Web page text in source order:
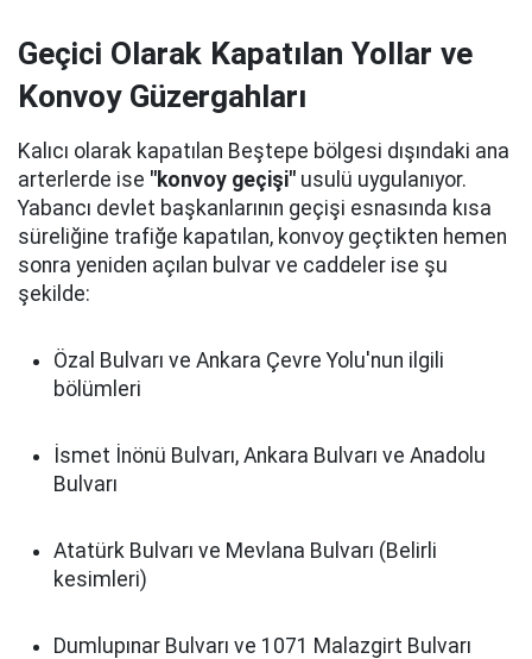
Geçici Olarak Kapatılan Yollar ve
Konvoy Güzergahları
Kalıcı olarak kapatılan Beştepe bölgesi dışındaki ana
arterlerde ise "konvoy geçişi" usulü uygulanıyor.
Yabancı devlet başkanlarının geçişi esnasında kısa
süreliğine trafiğe kapatılan, konvoy geçtikten hemen
sonra yeniden açılan bulvar ve caddeler ise şu
şekilde:
Özal Bulvarı ve Ankara Çevre Yolu'nun ilgili
bölümleri
İsmet İnönü Bulvarı, Ankara Bulvarı ve Anadolu
Bulvarı
Atatürk Bulvarı ve Mevlana Bulvarı (Belirli
kesimleri)
Dumlupınar Bulvarı ve 1071 Malazgirt Bulvarı